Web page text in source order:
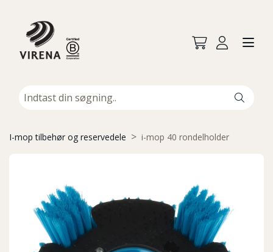
I-mop tilbehør og reservedele i-mop 40 rondelholder